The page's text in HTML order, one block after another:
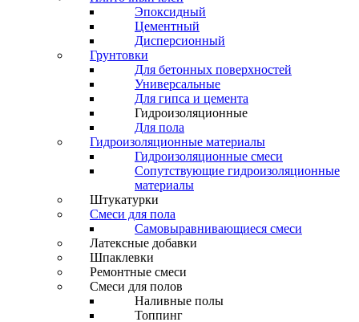
Эпоксидный
Цементный
Дисперсионный
Грунтовки
Для бетонных поверхностей
Универсальные
Для гипса и цемента
Гидроизоляционные
Для пола
Гидроизоляционные материалы
Гидроизоляционные смеси
Сопутствующие гидроизоляционные
материалы
Штукатурки
Смеси для пола
Самовыравнивающиеся смеси
Латексные добавки
Шпаклевки
Ремонтные смеси
Смеси для полов
Наливные полы
Топпинг